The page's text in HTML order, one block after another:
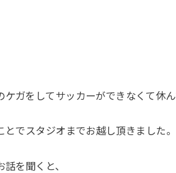
ケガをしてサッカーができなくて休ん
とでスタジオまでお越し頂きました。
話を聞くと、⁡